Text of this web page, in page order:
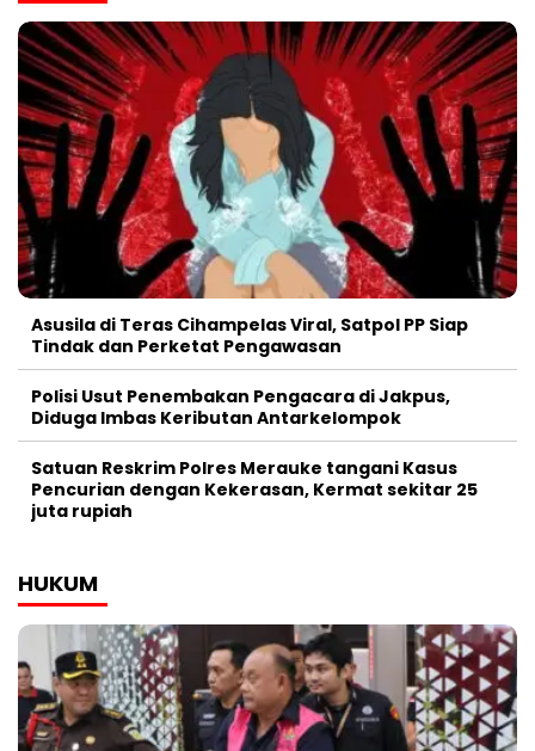
Asusila di Teras Cihampelas Viral, Satpol PP Siap
Tindak dan Perketat Pengawasan
Polisi Usut Penembakan Pengacara di Jakpus,
Diduga Imbas Keributan Antarkelompok
Satuan Reskrim Polres Merauke tangani Kasus
Pencurian dengan Kekerasan, Kermat sekitar 25
juta rupiah
HUKUM